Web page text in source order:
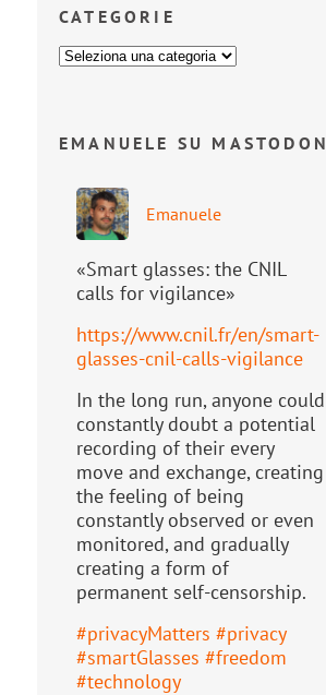
CATEGORIE
EMANUELE SU MASTODON
Emanuele
«Smart glasses: the CNIL
calls for vigilance»
https://www.cnil.fr/en/smart-
glasses-cnil-calls-vigilance
In the long run, anyone could
constantly doubt a potential
recording of their every
move and exchange, creating
the feeling of being
constantly observed or even
monitored, and gradually
creating a form of
permanent self-censorship.
#privacyMatters #privacy
#smartGlasses #freedom
#technology